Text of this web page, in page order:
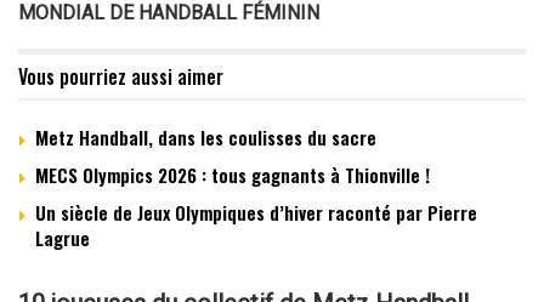
MONDIAL DE HANDBALL FÉMININ
Vous pourriez aussi aimer
Metz Handball, dans les coulisses du sacre
MECS Olympics 2026 : tous gagnants à Thionville !
Un siècle de Jeux Olympiques d’hiver raconté par Pierre
Lagrue